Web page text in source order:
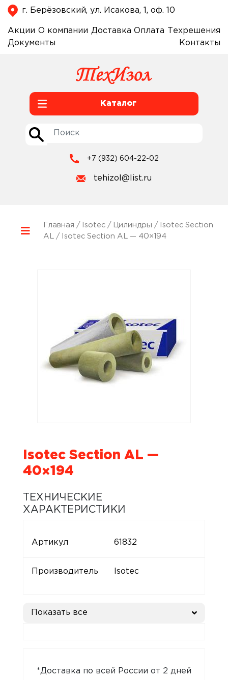
г. Берёзовский, ул. Исакова, 1, оф. 10
Акции О компании Доставка Оплата
Техрешения
Документы
Контакты
Каталог
+7 (932) 604-22-02
tehizol@list.ru
Главная / Isotec/ Цилиндры /
Isotec Section
AL
/ Isotec Section AL — 40×194
Isotec Section AL —
40×194
ТЕХНИЧЕСКИЕ
ХАРАКТЕРИСТИКИ
Артикул 61832
Производитель Isotec
Показать все
*Доставка по всей России от 2 дней